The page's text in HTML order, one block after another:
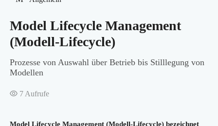
Model Lifecycle Management
(Modell-Lifecycle)
Prozesse von Auswahl über Betrieb bis Stilllegung von
Modellen
7 Aufrufe
Model Lifecycle Management (Modell-Lifecycle) bezeichnet